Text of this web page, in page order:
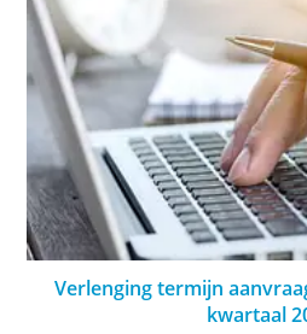
Verlenging termijn
kwartaal